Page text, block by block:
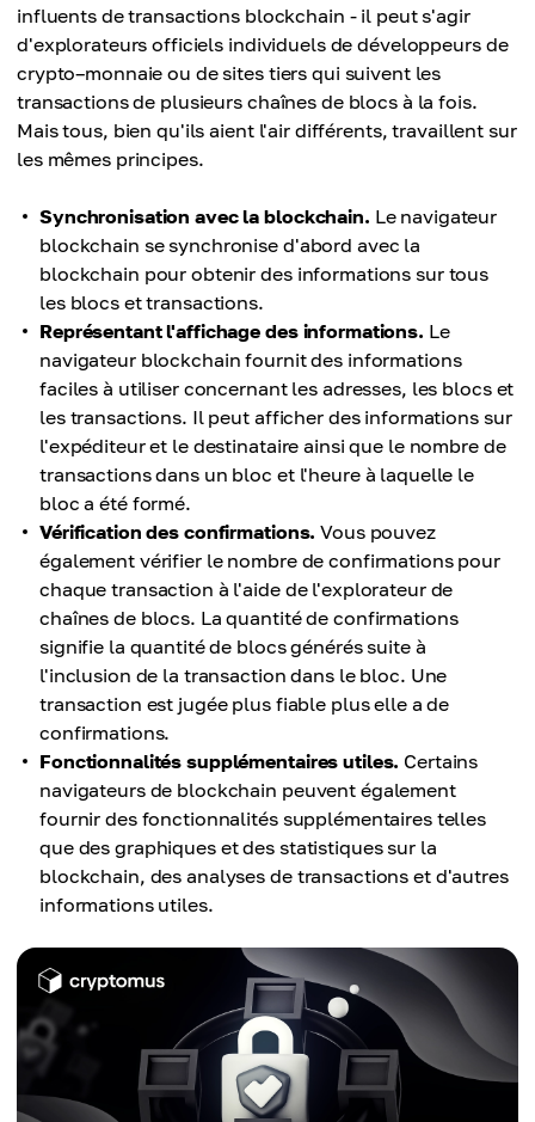
influents de transactions blockchain - il peut s'agir
d'explorateurs officiels individuels de développeurs de
crypto–monnaie ou de sites tiers qui suivent les
transactions de plusieurs chaînes de blocs à la fois.
Mais tous, bien qu'ils aient l'air différents, travaillent sur
les mêmes principes.
Synchronisation avec la blockchain. Le navigateur
blockchain se synchronise d'abord avec la
blockchain pour obtenir des informations sur tous
les blocs et transactions.
Représentant l'affichage des informations. Le
navigateur blockchain fournit des informations
faciles à utiliser concernant les adresses, les blocs et
les transactions. Il peut afficher des informations sur
l'expéditeur et le destinataire ainsi que le nombre de
transactions dans un bloc et l'heure à laquelle le
bloc a été formé.
Vérification des confirmations. Vous pouvez
également vérifier le nombre de confirmations pour
chaque transaction à l'aide de l'explorateur de
chaînes de blocs. La quantité de confirmations
signifie la quantité de blocs générés suite à
l'inclusion de la transaction dans le bloc. Une
transaction est jugée plus fiable plus elle a de
confirmations.
Fonctionnalités supplémentaires utiles. Certains
navigateurs de blockchain peuvent également
fournir des fonctionnalités supplémentaires telles
que des graphiques et des statistiques sur la
blockchain, des analyses de transactions et d'autres
informations utiles.